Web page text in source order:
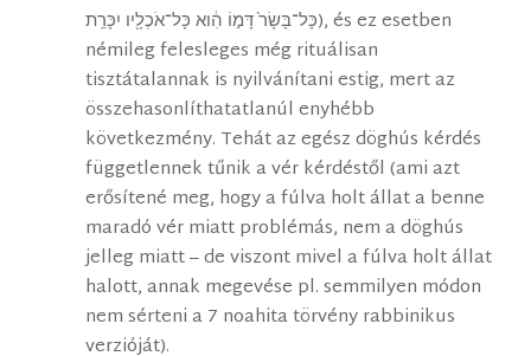
כָּל־בָּשָׂר֙ דָּמ֣וֹ הִ֔וא כָּל־אֹכְלָ֖יו יִכָּרֵֽת), és ez esetben
némileg felesleges még rituálisan
tisztátalannak is nyilvánítani estig, mert az
összehasonlíthatatlanúl enyhébb
következmény. Tehát az egész döghús kérdés
függetlennek tűnik a vér kérdéstől (ami azt
erősítené meg, hogy a fúlva holt állat a benne
maradó vér miatt problémás, nem a döghús
jelleg miatt – de viszont mivel a fúlva holt állat
halott, annak megevése pl. semmilyen módon
nem sérteni a 7 noahita törvény rabbinikus
verzióját).